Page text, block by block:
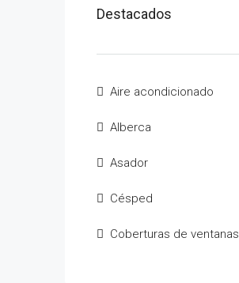
Destacados
Aire acondicionado
Alberca
Asador
Césped
Coberturas de ventanas